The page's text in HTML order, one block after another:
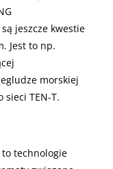
jeszcze kwestie
Jest to np.
morskiej
TEN-T.
to technologie